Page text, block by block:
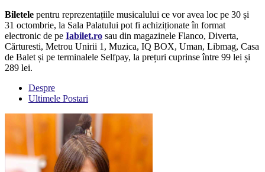
Biletele pentru reprezentațiile musicalului ce vor avea loc pe 30 și
31 octombrie, la Sala Palatului pot fi achiziționate în format
electronic de pe Iabilet.ro sau din magazinele Flanco, Diverta,
Cărturesti, Metrou Unirii 1, Muzica, IQ BOX, Uman, Libmag, Casa
de Balet și pe terminalele Selfpay, la prețuri cuprinse între 99 lei și
289 lei.
Despre
Ultimele Postari